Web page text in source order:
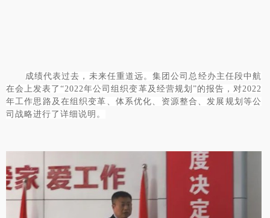
成绩代表过去，未来任重道远。集团公司总经办主任段中航
在会上发表了“2022年公司组织变革及经营规划”的报告，对2022
年工作思路及在组织变革、体系优化、资源整合、发展规划等公
司战略进行了详细说明。